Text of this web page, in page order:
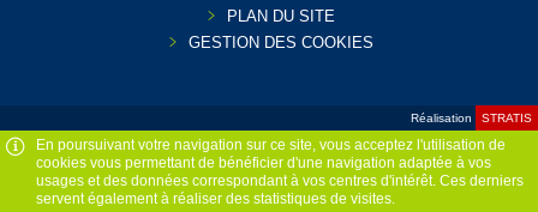
En poursuivant votre navigation sur ce site, vous acceptez l'utilisation de
cookies vous permettant de bénéficier d'une navigation adaptée à vos
usages et des données correspondant à vos centres d'intérêt. Ces derniers
servent également à réaliser des statistiques de visites.
PLAN DU SITE
GESTION DES COOKIES
Réalisation STRATIS